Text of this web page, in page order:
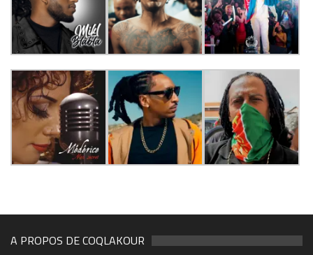
A PROPOS DE COQLAKOUR